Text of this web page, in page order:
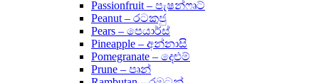
Passionfruit – පැෂන්ෆෘට්
Peanut – රටකජු
Pears – පෙයාර්ස්
Pineapple – අන්නාසි
Pomegranate – දෙළුම්
Prune – පෘන්